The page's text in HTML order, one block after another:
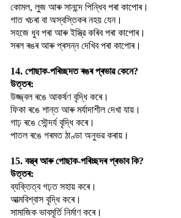
কোমল, লুজ আৰু সানন্দে পিন্ধিব পৰা কাপোৰ।
গাত খচৰা বা অস্বস্তিকৰ নহয় যেন।
সহজে ধুব পৰা আৰু ইস্ত্রি কৰিব পৰা কাপোৰ।
সৰল ৰঙৰ আৰু প্ৰসন্ন দেখিব পৰা কাপোৰ।
14. পোছাক-পৰিচ্ছদত ৰঙৰ প্ৰভাৱ কেনে?
উত্তৰ:
উজ্জ্বল ৰঙে আকর্ষণ বৃদ্ধি কৰে।
ফিকা ৰঙে শান্ত আৰু মৰ্যাদাশীল দেখা যায়।
গাঢ় ৰঙে সৌন্দর্য বৃদ্ধি কৰে।
পাতল ৰঙে গৰমত ঠাণ্ডা অনুভৱ কৰায়।
15. বস্ত্ৰ আৰু পোছাক-পৰিচ্ছদৰ প্ৰভাব কি?
উত্তৰ:
ব্যক্তিত্ব গঢ়ত সহায় কৰে।
আত্মবিশ্বাস বৃদ্ধি কৰে।
সামাজিক ভাবমূৰ্তি নিৰ্মাণ কৰে।